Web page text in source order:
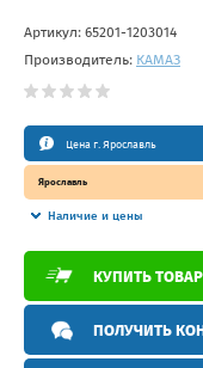
Артикул: 65201-1203014
Производитель: КАМАЗ
Цена г. Ярославль
Ярославль
Наличие и цены
КУПИТЬ
ПОЛУЧИТЬ